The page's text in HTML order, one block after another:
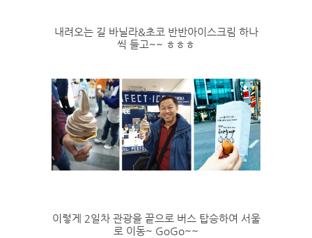
내려오는 길 바닐라&초코 반반아이스크림 하나
씩 들고~~ ㅎㅎㅎ
이렇게 2일차 관광을 끝으로 버스 탑승하여 서울
로 이동~ GoGo~~